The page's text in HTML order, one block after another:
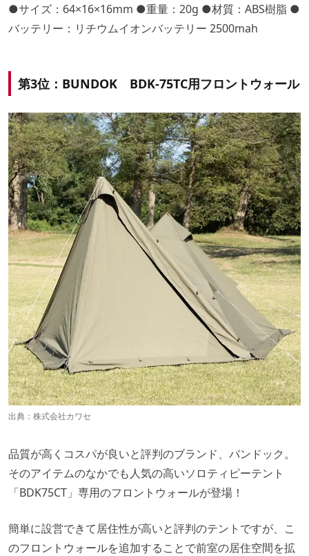
●サイズ：64×16×16mm ●重量：20g ●材質：ABS樹脂 ●
バッテリー：リチウムイオンバッテリー 2500mah
第3位：BUNDOK BDK-75TC用フロントウォール
出典： 株式会社カワセ
品質が高くコスパが良いと評判のブランド、バンドック。
そのアイテムのなかでも人気の高いソロティピーテント
「BDK75CT」専用のフロントウォールが登場！
簡単に設営できて居住性が高いと評判のテントですが、こ
のフロントウォールを追加することで前室の居住空間を拡